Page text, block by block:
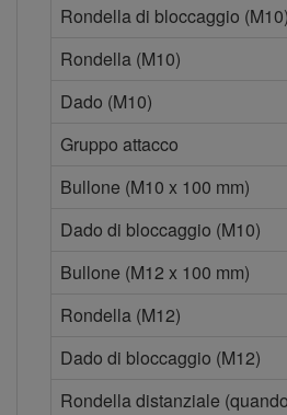
Rondella di bloccaggio (M10)
Rondella (M10)
Dado (M10)
Gruppo attacco
Bullone (M10 x 100 mm)
Dado di bloccaggio (M10)
Bullone (M12 x 100 mm)
Rondella (M12)
Dado di bloccaggio (M12)
Rondella distanziale